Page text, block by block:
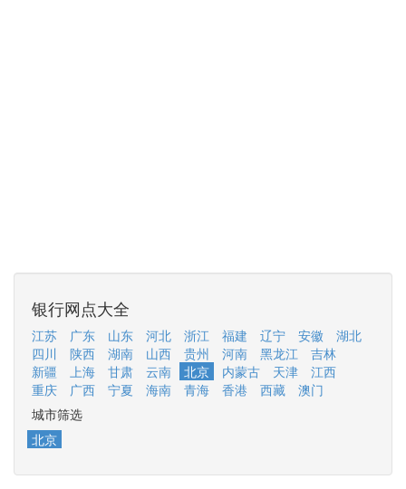
银行网点大全
江苏 广东 山东 河北 浙江 福建 辽宁 安徽
湖北
四川
陕西 湖南 山西 贵州 河南 黑龙江
吉林
新疆
上海 甘肃 云南 北京 内蒙古 天津
江西
重庆
广西 宁夏 海南 青海 香港 西藏
澳门
城市筛选
北京